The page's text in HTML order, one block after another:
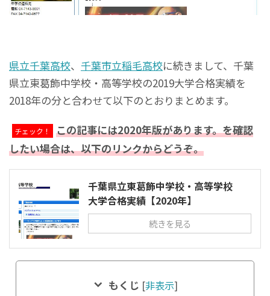
県立千葉高校、 千葉市立稲毛高校に続きまして、千葉
県立東葛飾中学校・高等学校の2019大学合格実績を
2018年の分と合わせて以下のとおりまとめます。
チェック！ この記事には2020年版があります。を確認
したい場合は、以下のリンクからどうぞ。
千葉県立東葛飾中学校・高等学校
大学合格実績【2020年】
続きを見る
もくじ [非表示]